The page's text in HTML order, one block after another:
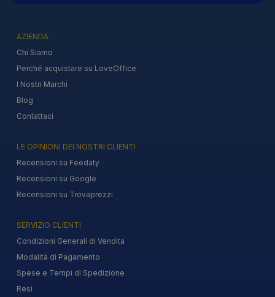
AZIENDA
Chi Siamo
Perché acquistare su LoveOffice
I Nostri Marchi
Blog
Contattaci
LE OPINIONI DEI NOSTRI CLIENTI
Recensioni su Feedaty
Recensioni su Google
Recensioni su Trovaprezzi
SERVIZIO CLIENTI
Condizioni Generali di Vendita
Modalità di Pagamento
Spese e Tempi di Spedizione
Resi